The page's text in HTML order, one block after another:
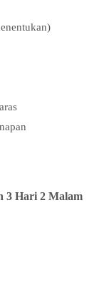
3 Hari 2 Malam